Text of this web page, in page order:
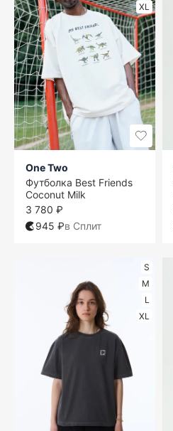
XL
One Two
Футболка Best Friends
Coconut Milk
3 780 ₽
945 ₽в Сплит
S
M
L
XL